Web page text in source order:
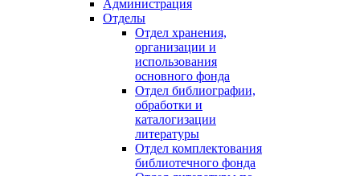
Администрация
Отделы
Отдел хранения,
организации и
использования
основного фонда
Отдел библиографии,
обработки и
каталогизации
литературы
Отдел комплектования
библиотечного фонда